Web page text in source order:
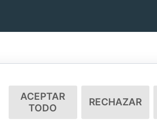
ACEPTAR
TODO
RECHAZAR